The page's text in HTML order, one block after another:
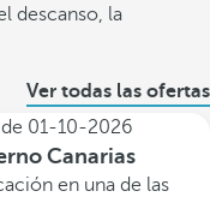
descanso, la
Ver todas las ofertas
01-10-2026
Canarias
en una de las